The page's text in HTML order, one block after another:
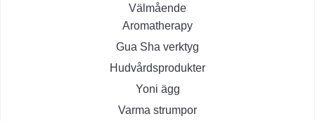
Välmående
Aromatherapy
Gua Sha verktyg
Hudvårdsprodukter
Yoni ägg
Varma strumpor